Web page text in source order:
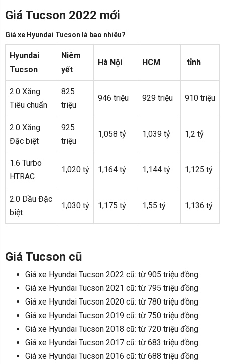
Giá Tucson 2022 mới
Giá xe Hyundai Tucson là bao nhiêu?
Hyundai
Tucson
Niêm
yết
Hà Nội HCM tỉnh
2.0 Xăng
Tiêu chuẩn
825
triệu
946 triệu 929 triệu 910 triệu
2.0 Xăng
Đặc biệt
925
triệu
1,058 tỷ 1,039 tỷ 1,2 tỷ
1.6 Turbo
HTRAC
1,020 tỷ 1,164 tỷ 1,144 tỷ 1,125 tỷ
2.0 Dầu Đặc
biệt
1,030 tỷ 1,175 tỷ 1,55 tỷ 1,136 tỷ
Giá Tucson cũ
Giá xe Hyundai Tucson 2022 cũ: từ 905 triệu đồng
Giá xe Hyundai Tucson 2021 cũ: từ 795 triệu đồng
Giá xe Hyundai Tucson 2020 cũ: từ 780 triệu đồng
Giá xe Hyundai Tucson 2019 cũ: từ 750 triệu đồng
Giá xe Hyundai Tucson 2018 cũ: từ 720 triệu đồng
Giá xe Hyundai Tucson 2017 cũ: từ 683 triệu đồng
Giá xe Hyundai Tucson 2016 cũ: từ 688 triệu đồng